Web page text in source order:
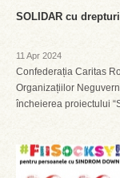
SOLIDAR cu
11 Apr 2024
Confederația Caritas
Organizațiilor
încheierea proiectului